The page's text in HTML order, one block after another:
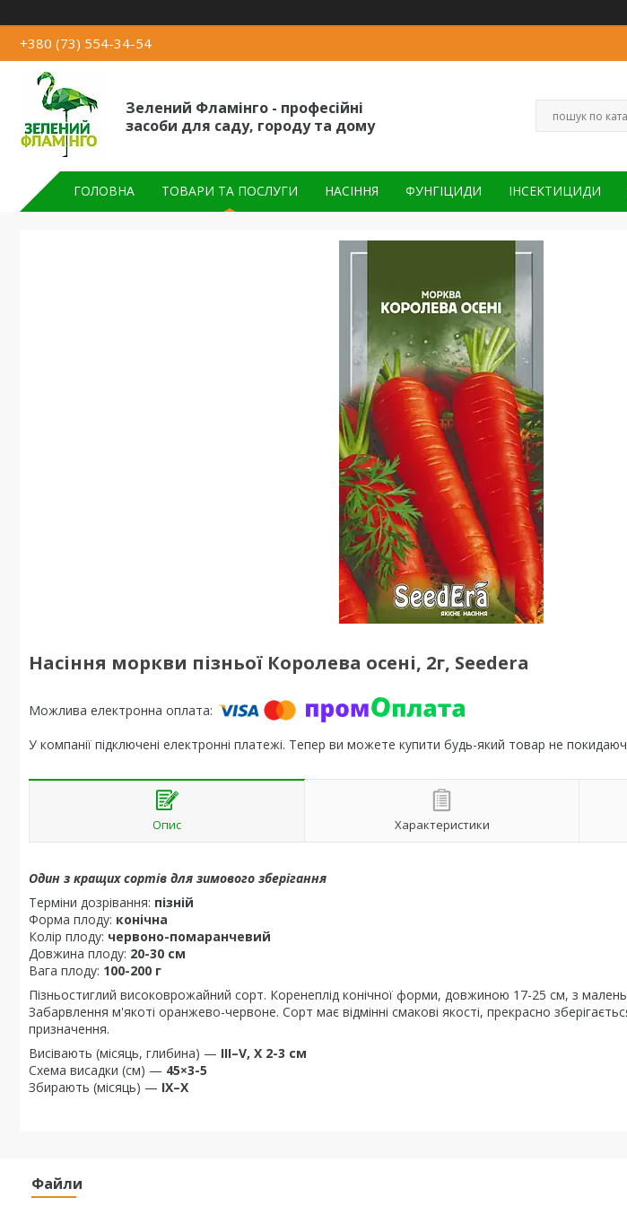
+380 (73) 554-34-54
Зелений Фламінго - професійні
засоби для саду, городу та дому
ГОЛОВНА ТОВАРИ ТА ПОСЛУГИ НАСІННЯ ФУНГІЦИДИ ІНСЕКТИЦИДИ
Насіння моркви пізньої Королева осені, 2г, Seedera
У компанії підключені електронні платежі. Тепер ви можете купити будь-який товар не
Опис Характеристики
Один з кращих сортів для зимового зберігання
Терміни дозрівання: пізній
Форма плоду: конічна
Колір плоду: червоно-помаранчевий
Довжина плоду: 20-30 см
Вага плоду: 100-200 г
Пізньостиглий високоврожайний сорт. Коренеплід конічної форми, довжиною 17-25 см, з
Забарвлення м'якоті оранжево-червоне. Сорт має відмінні смакові якості, прекрасно
призначення.
Висівають (місяць, глибина) — III–V, X 2-3 см
Схема висадки (см) — 45×3-5
Збирають (місяць) — IX–X
Файли